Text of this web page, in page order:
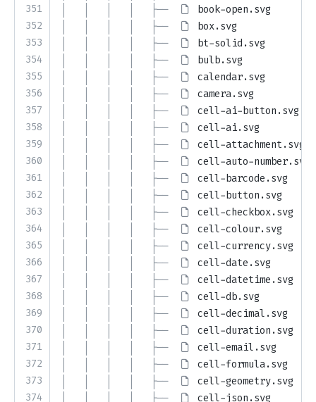
351
352
353
354
355
356
357
358
359
360
361
362
363
364
365
366
367
368
369
370
371
372
373
374
│   │   │   │   ├──
book-open.svg
│   │   │   │   ├──
box.svg
│   │   │   │   ├──
bt-solid.svg
│   │   │   │   ├──
bulb.svg
│   │   │   │   ├──
calendar.svg
│   │   │   │   ├──
camera.svg
│   │   │   │   ├──
cell-ai-button.svg
│   │   │   │   ├──
cell-ai.svg
│   │   │   │   ├──
cell-attachment.svg
│   │   │   │   ├──
cell-auto-number.svg
│   │   │   │   ├──
cell-barcode.svg
│   │   │   │   ├──
cell-button.svg
│   │   │   │   ├──
cell-checkbox.svg
│   │   │   │   ├──
cell-colour.svg
│   │   │   │   ├──
cell-currency.svg
│   │   │   │   ├──
cell-date.svg
│   │   │   │   ├──
cell-datetime.svg
│   │   │   │   ├──
cell-db.svg
│   │   │   │   ├──
cell-decimal.svg
│   │   │   │   ├──
cell-duration.svg
│   │   │   │   ├──
cell-email.svg
│   │   │   │   ├──
cell-formula.svg
│   │   │   │   ├──
cell-geometry.svg
│   │   │   │   ├──
cell-json.svg